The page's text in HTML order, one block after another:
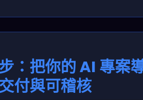
：把你的 AI 專案
付與可稽核